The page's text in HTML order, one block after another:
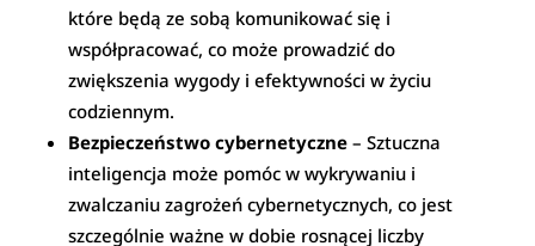
które będą ze sobą komunikować się i
współpracować, co może prowadzić do
zwiększenia wygody i efektywności w życiu
codziennym.
Bezpieczeństwo cybernetyczne – Sztuczna
inteligencja może pomóc w wykrywaniu i
zwalczaniu zagrożeń cybernetycznych, co jest
szczególnie ważne w dobie rosnącej liczby